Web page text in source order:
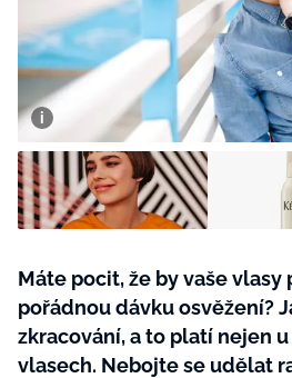
Tvoření
Rady a tipy
BurdaMedia
Extra
SVĚT
ROČNÍ
SADA
Máte pocit, že by vaše
pořádnou dávku osvěžení?
zkracování, a to platí nejen
vlasech. Nebojte se udělat